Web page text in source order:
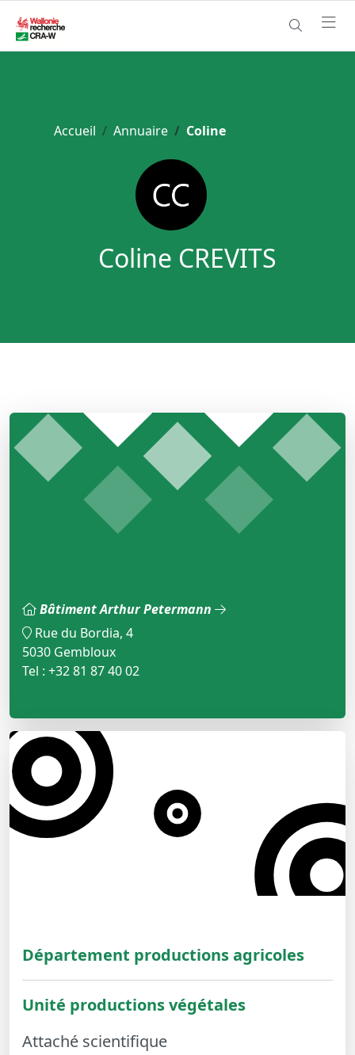
Accueil Annuaire Coline
Coline CREVITS
Bâtiment Arthur Petermann
Rue du Bordia, 4
5030 Gembloux
Tel : +32 81 87 40 02
Département productions agricoles
Unité productions végétales
Attaché scientifique